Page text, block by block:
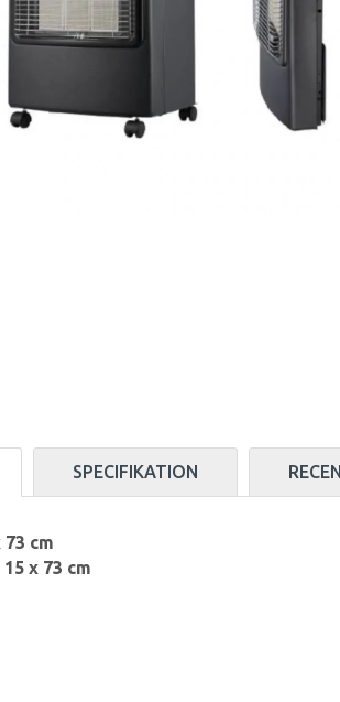
SPECIFIKATION
cm
x 73 cm